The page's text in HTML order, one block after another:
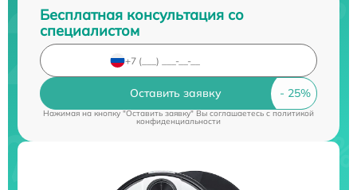
Бесплатная консультация со
специалистом
Оставить заявку
Нажимая на кнопку "Оставить заявку" Вы соглашаетесь cполитикой
конфиденциальности